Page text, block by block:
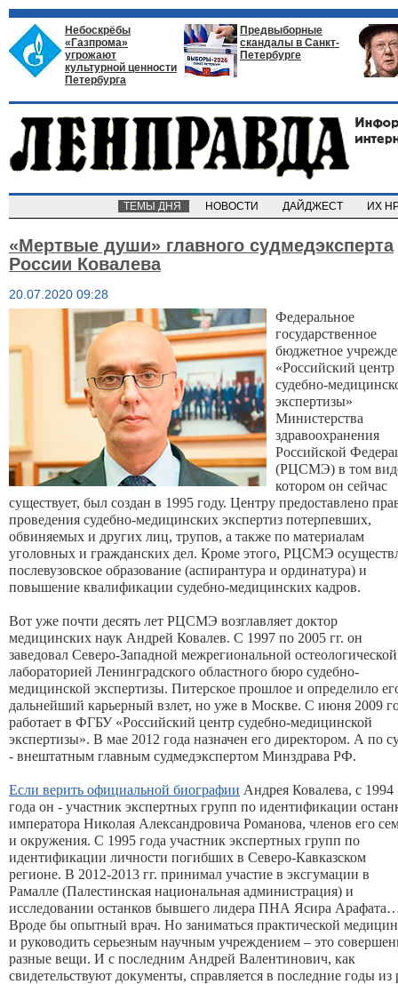
Небоскрёбы
«Газпрома»
угрожают
культурной ценности
Петербурга
Предвыборные
скандалы в Санкт-
Петербурге
ТЕМЫ ДНЯ НОВОСТИ ДАЙДЖЕСТ ИХ
«Мертвые души» главного судмедэксперта
России Ковалева
20.07.2020 09:28
Федеральное
государственное
бюджетное
«Российский центр
судебно-
экспертизы»
Министерства
здравоохранения
Российской
(РЦСМЭ) в том
котором он сейчас
существует, был создан в 1995 году. Центру предоставлено
проведения судебно-медицинских экспертиз потерпевших,
обвиняемых и других лиц, трупов, а также по материалам
уголовных и гражданских дел. Кроме этого, РЦСМЭ
послевузовское образование (аспирантура и ординатура) и
повышение квалификации судебно-медицинских кадров.
Вот уже почти десять лет РЦСМЭ возглавляет доктор
медицинских наук Андрей Ковалев. С 1997 по 2005 гг. он
заведовал Северо-Западной межрегиональной остеологической
лабораторией Ленинградского областного бюро судебно-
медицинской экспертизы. Питерское прошлое и определило
дальнейший карьерный взлет, но уже в Москве. С июня 2009
работает в ФГБУ «Российский центр судебно-медицинской
экспертизы». В мае 2012 года назначен его директором. А по
- внештатным главным судмедэкспертом Минздрава РФ.
Если верить официальной биографии Андрея Ковалева, с 1994
года он - участник экспертных групп по идентификации
императора Николая Александровича Романова, членов его
и окружения. С 1995 года участник экспертных групп по
идентификации личности погибших в Северо-Кавказском
регионе. В 2012-2013 гг. принимал участие в эксгумации в
Рамалле (Палестинская национальная администрация) и
исследовании останков бывшего лидера ПНА Ясира
Вроде бы опытный врач. Но заниматься практической
и руководить серьезным научным учреждением – это
разные вещи. И с последним Андрей Валентинович, как
свидетельствуют документы, справляется в последние годы из